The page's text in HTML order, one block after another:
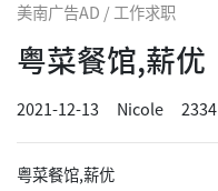
美南广告AD / 工作求职
粤菜餐馆,薪优
2021-12-13 Nicole 2334
粤菜餐馆,薪优